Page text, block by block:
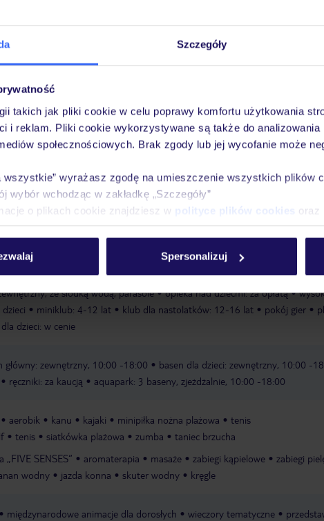
Szczegóły
takich jak pliki cookie w celu poprawy komfortu użytkowania
i reklam. Pliki cookie wykorzystywane są także do analizowania
społecznościowych. Brak zgody lub jej wycofanie może
wszystkie” wyrażasz zgodę na umieszczenie wszystkich plików
wybór wchodząc w zakładkę „Szczegóły”
o plikach cookie znajdziesz w polityce plików cookies oraz
Spersonalizuj
podróży
plaży leżaki w cenie parasole w cenie
ze słodką wodą, parasole opieka nad dziećmi: za opłatą
miniklub: 4-12 lat klub dla nastolatków: 12-16 lat pokój gier
dla dzieci: w cenie
główny: zewnętrzny, 10:00 -18:00 basen dla dzieci: zewnętrzny, 10:00 -
ręczniki: za kaucją aquapark: 3 baseny, zjeżdżalnie, 10:00 -18:00
aerobik kanu kajaki minipiłka nożna plażowa
tenis
tenis siatkówka plażowa zumba taniec brzucha
„FIVE SENSES“ aromaterapia masaże zabiegi kąpielowe
zabiegi
wodny jazda konna skuter wodny kręgle
międzynarodowe animacje dla dorosłych wieczory tematyczne